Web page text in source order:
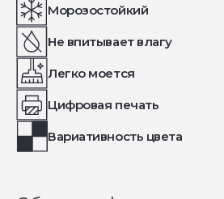
Морозостойкий
Не впитывает влагу
Легко моется
Цифровая печать
Вариативность цвета